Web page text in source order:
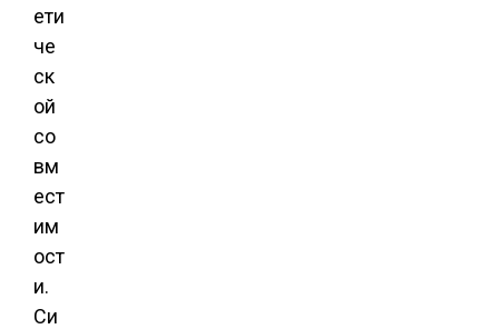
ети
че
ск
ой
со
вм
ест
им
ост
и.
Си